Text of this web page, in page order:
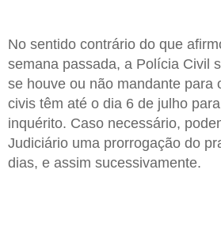
No sentido contrário do que
semana passada, a Polícia Civil
se houve ou não mandante para
civis têm até o dia 6 de julho
inquérito. Caso necessário,
Judiciário uma prorrogação do
dias, e assim sucessivamente.